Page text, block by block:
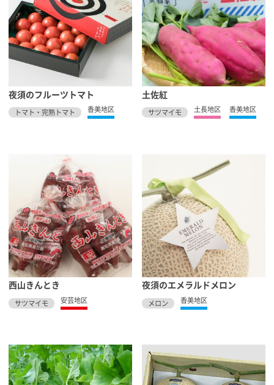
夜須のフルーツトマト
トマト・完熟トマト
香美地区
土佐紅
サツマイモ
土長地区 香美地区
西山きんとき
サツマイモ
安芸地区
夜須のエメラルドメロン
メロン
香美地区